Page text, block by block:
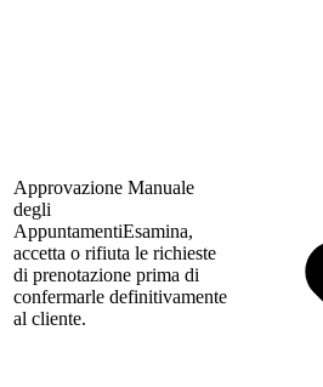
Approvazione Manuale
degli
AppuntamentiEsamina,
accetta o rifiuta le richieste
di prenotazione prima di
confermarle definitivamente
al cliente.